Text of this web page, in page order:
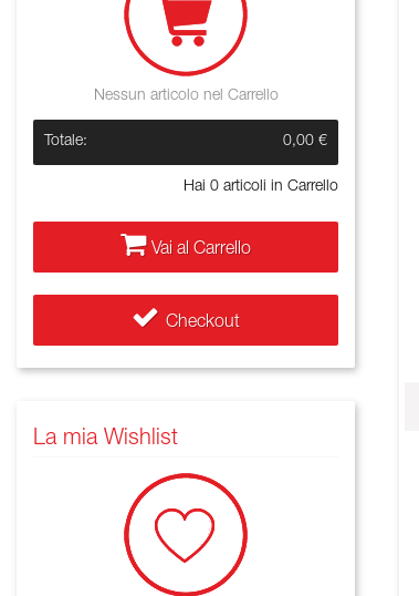
Nessun articolo nel Carrello
Hai 0 articoli in Carrello
Totale: 0,00 €
Vai al Carrello
Checkout
La mia Wishlist